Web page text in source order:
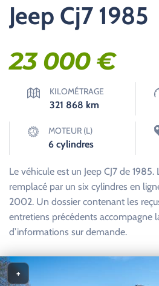
Jeep Cj7 1985
23 000€
KILOMÉTRAGE
321 868 km
MOTEUR (L)
6 cylindres
Le véhicule est un Jeep CJ7 de
remplacé par un six cylindres en
2002. Un dossier contenant les
entretiens précédents accompagne
d’informations sur demande.
+